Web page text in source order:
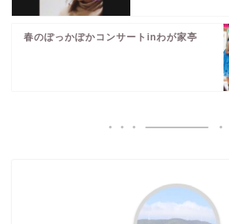
春のぽっかぽかコンサートinわが家亭